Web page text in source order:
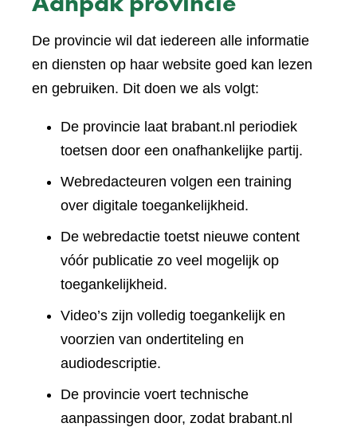
De provincie wil dat iedereen alle informatie
en diensten op haar website goed kan lezen
en gebruiken. Dit doen we als volgt:
De provincie laat brabant.nl periodiek
toetsen door een onafhankelijke partij.
Webredacteuren volgen een training
over digitale toegankelijkheid.
De webredactie toetst nieuwe content
vóór publicatie zo veel mogelijk op
toegankelijkheid.
Video’s zijn volledig toegankelijk en
voorzien van ondertiteling en
audiodescriptie.
De provincie voert technische
aanpassingen door, zodat brabant.nl